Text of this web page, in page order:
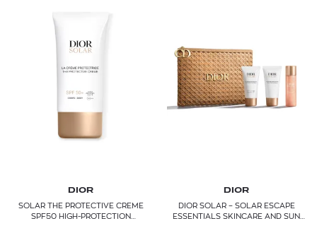
DIOR
SOLAR THE PROTECTIVE CREME
SPF50 HIGH-PROTECTION
DIOR
DIOR SOLAR – SOLAR ESCAPE
ESSENTIALS SKINCARE AND SUN